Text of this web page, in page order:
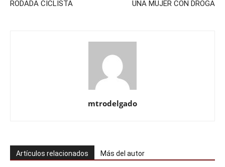
RODADA CICLISTA
UNA MUJER CON DROGA
mtrodelgado
Artículos relacionados Más del autor